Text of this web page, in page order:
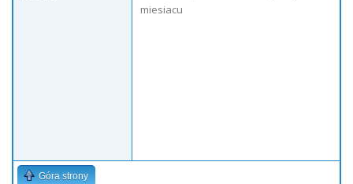
miesiacu
Góra strony